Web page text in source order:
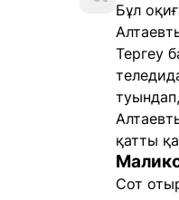
Бұл
Тергеу
қатты
Сот